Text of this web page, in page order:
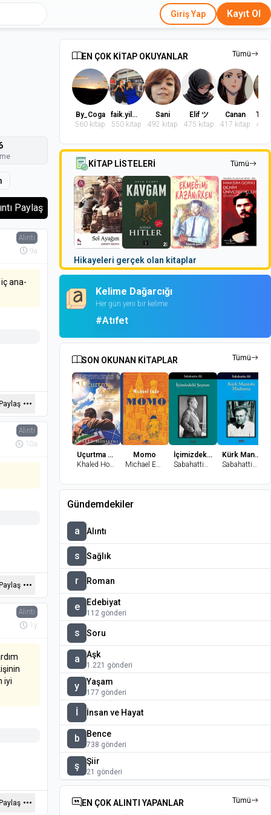
Giriş Yap Kayıt Ol
Paylaş
Alıntı
9a
ana-
Paylaş
Alıntı
10a
Paylaş
Alıntı
1y
iyi
EN ÇOK KİTAP OKUYANLAR Tümü
By_Coga
560 kitap
faik.yilmaz.9
550 kitap
Sani
492 kitap
Elif ツ
475 kitap
Canan
417 kitap
402
KİTAP LİSTELERİ Tümü
Hikayeleri gerçek olan kitaplar
Kelime Dağarcığı
Her gün yeni bir kelime
#Atıfet
SON OKUNAN KİTAPLAR Tümü
Uçurtma Avcısı
Khaled Hosseini
Momo
Michael Ende
İçimizdeki Şeytan
Sabahattin Ali
Kürk Mantolu Madonna
Sabahattin Ali
Gündemdekiler
a Alıntı
s Sağlık
r Roman
e Edebiyat
112 gönderi
s Soru
a Aşk
1.221 gönderi
y Yaşam
177 gönderi
İ İnsan ve Hayat
b Bence
738 gönderi
ş Şiir
21 gönderi
EN ÇOK ALINTI YAPANLAR Tümü